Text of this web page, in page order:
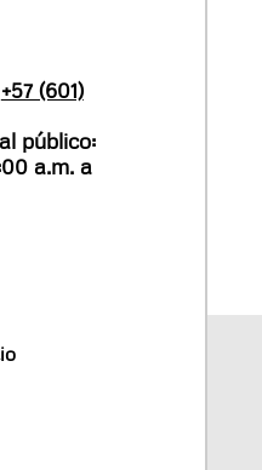
+57 (601)
público:
a.m. a